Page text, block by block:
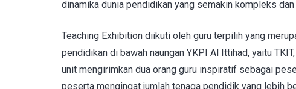
dinamika dunia pendidikan yang semakin kompleks
Teaching Exhibition diikuti oleh guru terpilih yang
pendidikan di bawah naungan YKPI Al Ittihad, yaitu
unit mengirimkan dua orang guru inspiratif sebagai
peserta mengingat jumlah tenaga pendidik yang lebih